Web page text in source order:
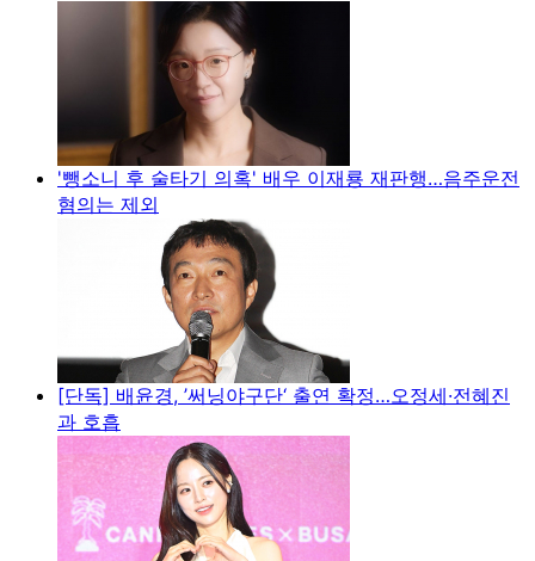
'뺑소니 후 술타기 의혹' 배우 이재룡 재판행…음주운전
혐의는 제외
[단독] 배윤경, ’써닝야구단‘ 출연 확정…오정세·전혜진
과 호흡